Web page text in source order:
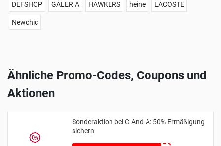
DEFSHOP GALERIA HAWKERS heine LACOSTE
Newchic
Ähnliche Promo-Codes, Coupons und
Aktionen
Sonderaktion bei C-And-A: 50% Ermäßigung
sichern